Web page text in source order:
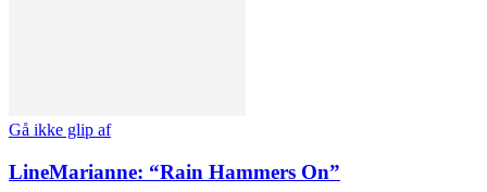
Gå ikke glip af
LineMarianne: “Rain Hammers On”